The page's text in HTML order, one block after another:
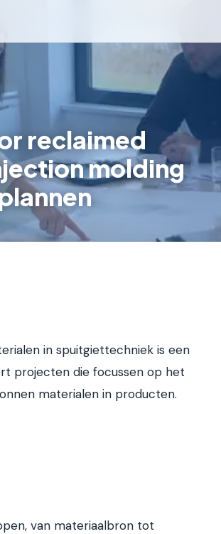
reclaimed
molding
in spuitgiettechniek is een
projecten die focussen op het
materialen in producten.
van materiaalbron tot